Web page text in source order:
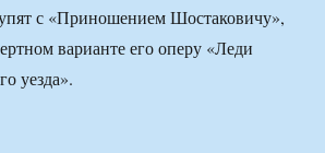
с «Приношением Шостаковичу»,
варианте его оперу «Леди
уезда».